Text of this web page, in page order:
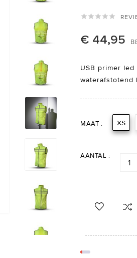
 
    
€ 44,95
USB primer
waterafstotend
MAAT : XS
AANTAL :